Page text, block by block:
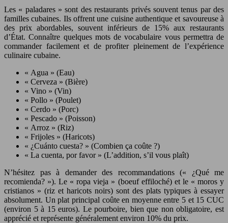
Les « paladares » sont des restaurants privés souvent tenus par des
familles cubaines. Ils offrent une cuisine authentique et savoureuse à
des prix abordables, souvent inférieurs de 15% aux restaurants
d’État. Connaître quelques mots de vocabulaire vous permettra de
commander facilement et de profiter pleinement de l’expérience
culinaire cubaine.
« Agua » (Eau)
« Cerveza » (Bière)
« Vino » (Vin)
« Pollo » (Poulet)
« Cerdo » (Porc)
« Pescado » (Poisson)
« Arroz » (Riz)
« Frijoles » (Haricots)
« ¿Cuánto cuesta? » (Combien ça coûte ?)
« La cuenta, por favor » (L’addition, s’il vous plaît)
N’hésitez pas à demander des recommandations (« ¿Qué me
recomienda? »). Le « ropa vieja » (boeuf effiloché) et le « moros y
cristianos » (riz et haricots noirs) sont des plats typiques à essayer
absolument. Un plat principal coûte en moyenne entre 5 et 15 CUC
(environ 5 à 15 euros). Le pourboire, bien que non obligatoire, est
apprécié et représente généralement environ 10% du prix.